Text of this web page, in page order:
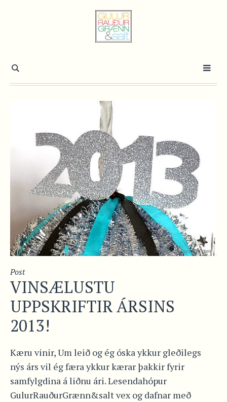
Post
VINSÆLUSTU
UPPSKRIFTIR ÁRSINS
2013!
Kæru vinir, Um leið og ég óska ykkur gleðilegs
nýs árs vil ég færa ykkur kærar þakkir fyrir
samfylgdina á liðnu ári. Lesendahópur
GulurRauðurGrænn&salt vex og dafnar með